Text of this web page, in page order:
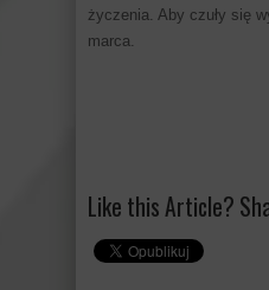
życzenia. Aby czuły się
marca.
Like this Article?